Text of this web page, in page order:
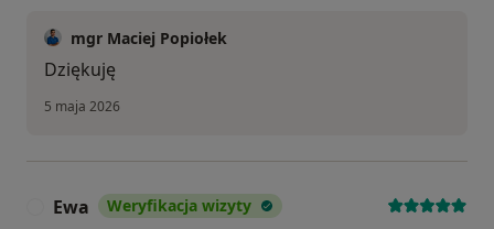
mgr Maciej Popiołek
Dziękuję
5 maja 2026
Ewa Weryfikacja wizyty